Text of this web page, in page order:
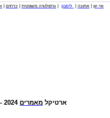
איי יוון אתונה ליסבון גרפולוגיה משפטית כרתים
ארטיקל מאמרים 2024 - 2006